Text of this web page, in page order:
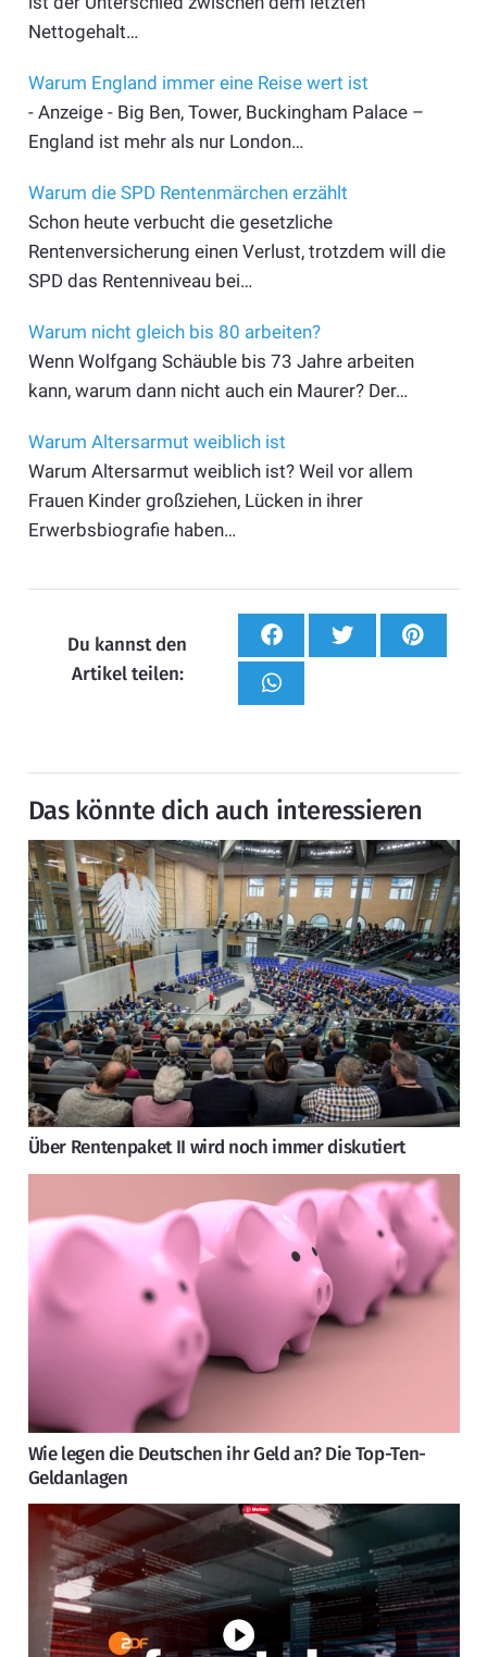
Nettogehalt…
Warum England immer eine Reise wert ist
- Anzeige - Big Ben, Tower, Buckingham Palace –
England ist mehr als nur London…
Warum die SPD Rentenmärchen erzählt
Schon heute verbucht die gesetzliche
Rentenversicherung einen Verlust, trotzdem will die
SPD das Rentenniveau bei…
Warum nicht gleich bis 80 arbeiten?
Wenn Wolfgang Schäuble bis 73 Jahre arbeiten
kann, warum dann nicht auch ein Maurer? Der…
Warum Altersarmut weiblich ist
Warum Altersarmut weiblich ist? Weil vor allem
Frauen Kinder großziehen, Lücken in ihrer
Erwerbsbiografie haben…
Du kannst den
Artikel teilen:
Das könnte dich auch interessieren
Über Rentenpaket II wird noch immer diskutiert
Wie legen die Deutschen ihr Geld an? Die Top-Ten-
Geldanlagen